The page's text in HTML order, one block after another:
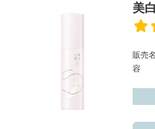
美
販売
容